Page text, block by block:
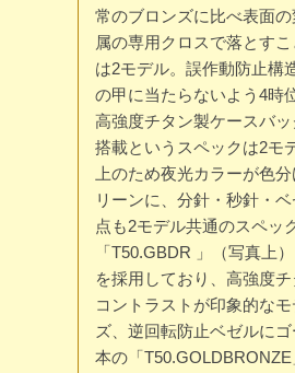
常のブロンズに比べ表面
属の専用クロスで落とす
は2モデル。誤作動防止構
の甲に当たらないよう4時
高強度チタン製ケースバ
搭載というスペックは2モ
上のため夜光カラーが色
リーンに、分針・秒針・
点も2モデル共通のスペッ
「T50.GBDR 」（写真上
を採用しており、高強度
コントラストが印象的な
ズ、逆回転防止ベゼルに
本の「